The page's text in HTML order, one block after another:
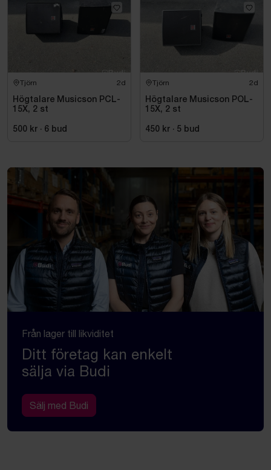
Tjörn 2d
Högtalare Musicson PCL-
15X, 2 st
500 kr · 6 bud
Tjörn 2d
Högtalare Musicson POL-
15X, 2 st
450 kr · 5 bud
Från lager till likviditet
Ditt företag kan enkelt
sälja via Budi
Sälj med Budi